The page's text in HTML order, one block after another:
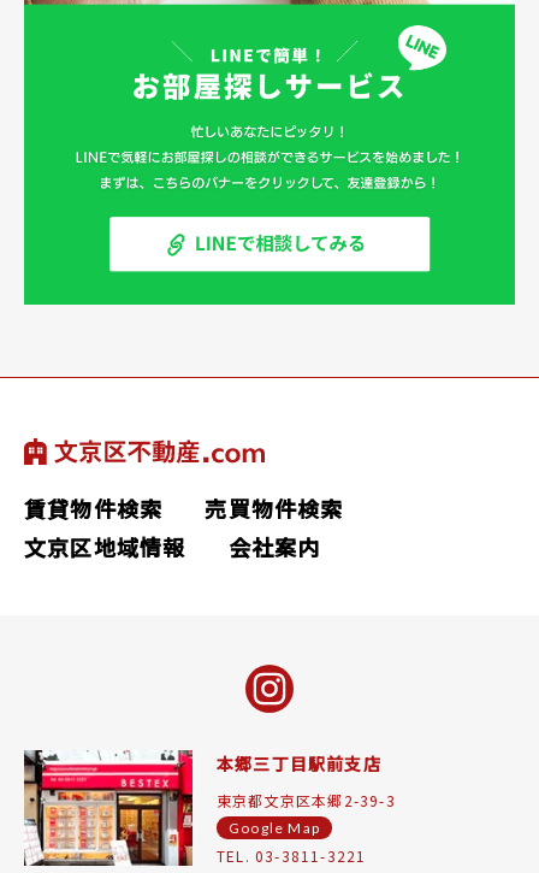
賃貸物件検索
売買物件検索
文京区地域情報
会社案内
本郷三丁目駅前支店
東京都文京区本郷2-39-3
Google Map
TEL. 03-3811-3221